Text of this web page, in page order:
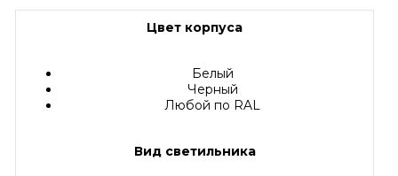
Цвет корпуса
Белый
Черный
Любой по RAL
Вид светильника